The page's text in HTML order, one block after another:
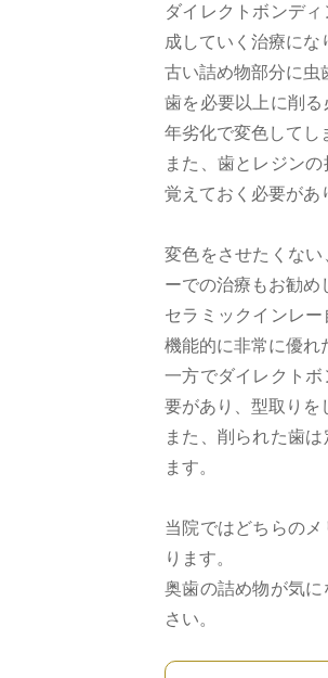
ダイレクトボンデ
成していく治療にな
古い詰め物部分に虫
歯を必要以上に削
年劣化で変色してし
また、歯とレジン
覚えておく必要があ
変色をさせたくな
ーでの治療もお勧め
セラミックインレ
機能的に非常に優れ
一方でダイレクト
要があり、型取りを
また、削られた歯
ます。
当院ではどちらの
ります。
奥歯の詰め物が気
さい。